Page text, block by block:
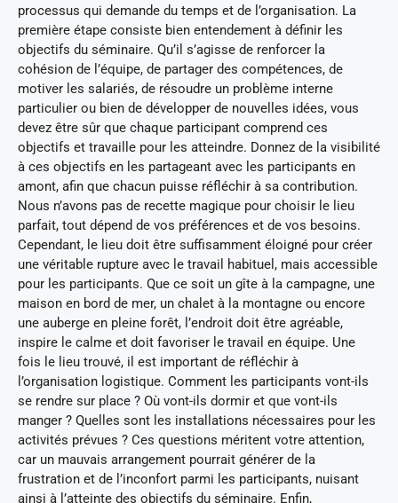
processus qui demande du temps et de l’organisation. La
première étape consiste bien entendement à définir les
objectifs du séminaire. Qu’il s’agisse de renforcer la
cohésion de l’équipe, de partager des compétences, de
motiver les salariés, de résoudre un problème interne
particulier ou bien de développer de nouvelles idées, vous
devez être sûr que chaque participant comprend ces
objectifs et travaille pour les atteindre. Donnez de la visibilité
à ces objectifs en les partageant avec les participants en
amont, afin que chacun puisse réfléchir à sa contribution.
Nous n’avons pas de recette magique pour choisir le lieu
parfait, tout dépend de vos préférences et de vos besoins.
Cependant, le lieu doit être suffisamment éloigné pour créer
une véritable rupture avec le travail habituel, mais accessible
pour les participants. Que ce soit un gîte à la campagne, une
maison en bord de mer, un chalet à la montagne ou encore
une auberge en pleine forêt, l’endroit doit être agréable,
inspire le calme et doit favoriser le travail en équipe. Une
fois le lieu trouvé, il est important de réfléchir à
l’organisation logistique. Comment les participants vont-ils
se rendre sur place ? Où vont-ils dormir et que vont-ils
manger ? Quelles sont les installations nécessaires pour les
activités prévues ? Ces questions méritent votre attention,
car un mauvais arrangement pourrait générer de la
frustration et de l’inconfort parmi les participants, nuisant
ainsi à l’atteinte des objectifs du séminaire. Enfin,